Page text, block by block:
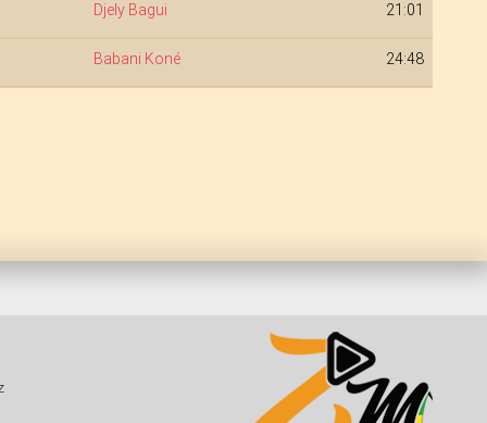
Djely Bagui 21:01
Babani Koné 24:48